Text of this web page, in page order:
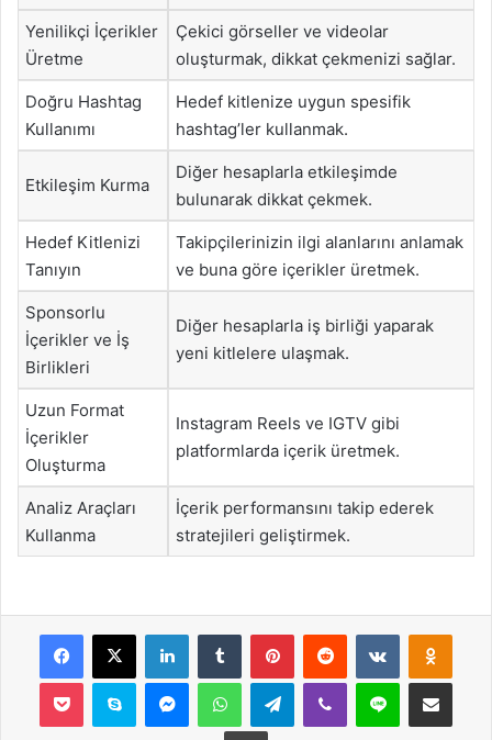
Yenilikçi İçerikler
Üretme
Çekici görseller ve videolar
oluşturmak, dikkat çekmenizi sağlar.
Doğru Hashtag
Kullanımı
Hedef kitlenize uygun spesifik
hashtag’ler kullanmak.
Etkileşim Kurma
Diğer hesaplarla etkileşimde
bulunarak dikkat çekmek.
Hedef Kitlenizi
Tanıyın
Takipçilerinizin ilgi alanlarını anlamak
ve buna göre içerikler üretmek.
Sponsorlu
İçerikler ve İş
Birlikleri
Diğer hesaplarla iş birliği yaparak
yeni kitlelere ulaşmak.
Uzun Format
İçerikler
Oluşturma
Instagram Reels ve IGTV gibi
platformlarda içerik üretmek.
Analiz Araçları
Kullanma
İçerik performansını takip ederek
stratejileri geliştirmek.
Facebook
X LinkedInTumblr PinterestReddit VKontakte
Pocket Skype MessengerWhatsAppTelegramViber Line E-Posta ile
Yazdır